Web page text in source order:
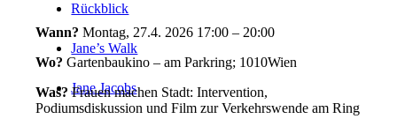
Rückblick
Jane’s Walk
Jane Jacobs
Wann? Montag, 27.4. 2026 17:00 – 20:00
Wo? Gartenbaukino – am Parkring; 1010Wien
Was? Frauen machen Stadt: Intervention,
Podiumsdiskussion und Film zur Verkehrswende am Ring